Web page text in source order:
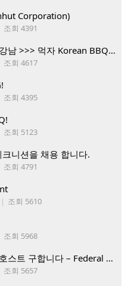
Corporation)
조회 4391
새롭게 오픈하는 (구)타코마 뉴강남 >>> 먹자 Korean BBQ 구인중
조회 4617
조회 4395
조회 5123
니션을 채용 합니다.
조회 4791
| 조회 5610
조회 5968
Korean BBQ 레스토랑 서버 & 호스트 구합니다 – Federal Way & Tacoma $45-$60/hr (server), $21-23/hr (Host)
조회 5657